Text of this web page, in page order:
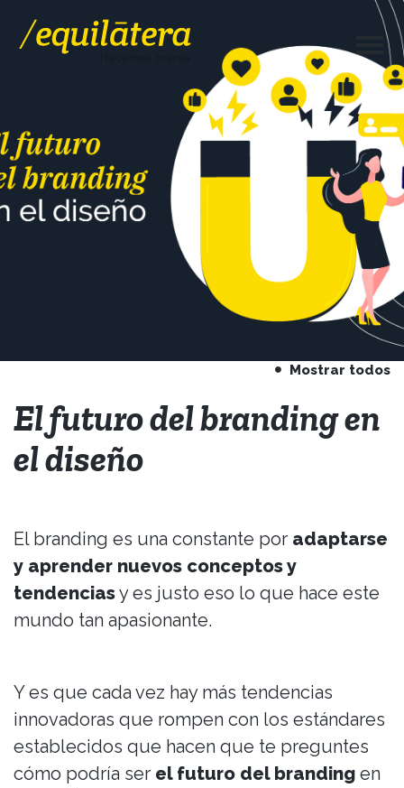
Mostrar todos
El futuro del branding en
el diseño
El branding es una constante por adaptarse
y aprender nuevos conceptos y
tendenciasy es justo eso lo que hace este
mundo tan apasionante.
Y es que cada vez hay más tendencias
innovadoras que rompen con los estándares
establecidos que hacen que te preguntes
cómo podría ser el futuro del branding en